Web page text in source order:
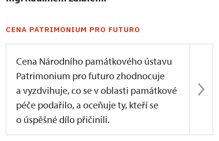
CENA PATRIMONIUM PRO FUTURO
Cena Národního památkového ústavu
Patrimonium pro futuro zhodnocuje
a vyzdvihuje, co se v oblasti památkové
péče podařilo, a oceňuje ty, kteří se
o úspěšné dílo přičinili.